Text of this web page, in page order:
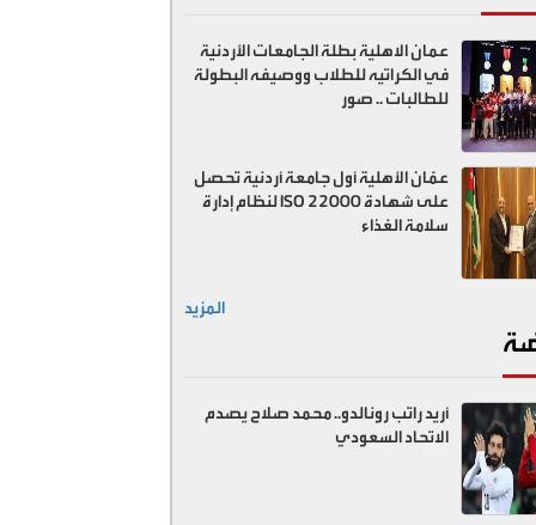
عمان الاهلية بطلة الجامعات الأردنية
في الكراتيه للطلاب ووصيفه البطولة
للطالبات .. صور
عمّان الأهلية أول جامعة أردنية تحصل
على شهادة ISO 22000 لنظام إدارة
سلامة الغذاء
المزيد
أريد راتب رونالدو.. محمد صلاح يصدم
الاتحاد السعودي